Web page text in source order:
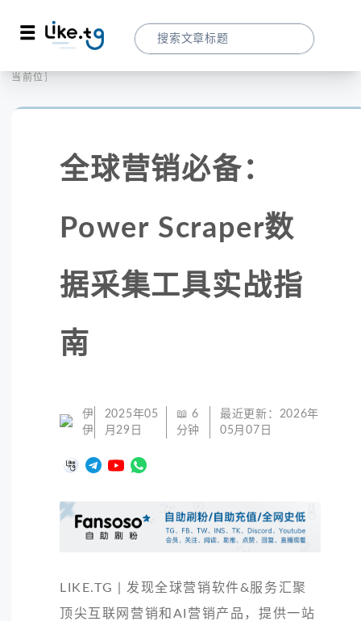
当前位置：
全球营销必备：
Power Scraper数
据采集工具实战指
南
伊
伊
2025年05
月29日
📖 6
分钟
最近更新： 2026年
05月07日
LIKE.TG | 发现全球营销软件&服务汇聚
顶尖互联网营销和AI营销产品，提供一站